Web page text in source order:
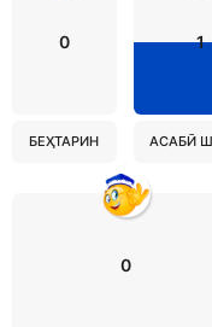
0
БЕҲТАРИН
1
АСАБӢ
0